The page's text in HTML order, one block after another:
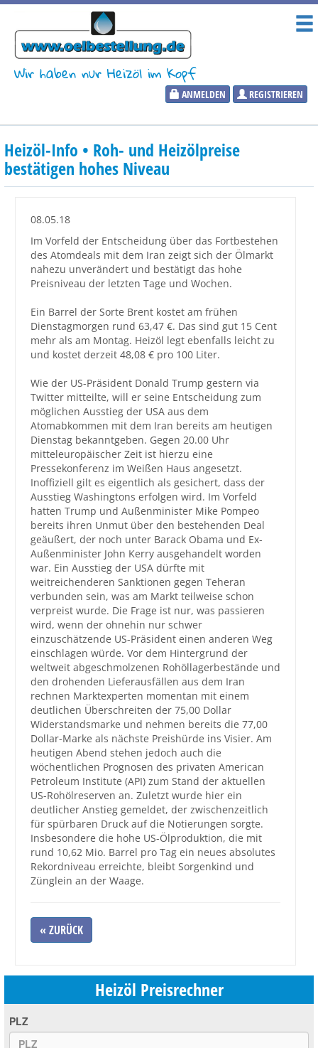
Wir haben nur Heizöl im Kopf
ANMELDEN REGISTRIEREN
Heizölpreise
Aktueller Heizölpreis
Marktinformationen
Großbestellungen
Produkte
Service
Händler
Hilfe und Kontakt
Shop
Heizöl-Info • Roh- und Heizölpreise
bestätigen hohes Niveau
08.05.18
Im Vorfeld der Entscheidung über das Fortbestehen
des Atomdeals mit dem Iran zeigt sich der Ölmarkt
nahezu unverändert und bestätigt das hohe
Preisniveau der letzten Tage und Wochen.
Ein Barrel der Sorte Brent kostet am frühen
Dienstagmorgen rund 63,47 €. Das sind gut 15 Cent
mehr als am Montag. Heizöl legt ebenfalls leicht zu
und kostet derzeit 48,08 € pro 100 Liter.
Wie der US-Präsident Donald Trump gestern via
Twitter mitteilte, will er seine Entscheidung zum
möglichen Ausstieg der USA aus dem
Atomabkommen mit dem Iran bereits am heutigen
Dienstag bekanntgeben. Gegen 20.00 Uhr
mitteleuropäischer Zeit ist hierzu eine
Pressekonferenz im Weißen Haus angesetzt.
Inoffiziell gilt es eigentlich als gesichert, dass der
Ausstieg Washingtons erfolgen wird. Im Vorfeld
hatten Trump und Außenminister Mike Pompeo
bereits ihren Unmut über den bestehenden Deal
geäußert, der noch unter Barack Obama und Ex-
Außenminister John Kerry ausgehandelt worden
war. Ein Ausstieg der USA dürfte mit
weitreichenderen Sanktionen gegen Teheran
verbunden sein, was am Markt teilweise schon
verpreist wurde. Die Frage ist nur, was passieren
wird, wenn der ohnehin nur schwer
einzuschätzende US-Präsident einen anderen Weg
einschlagen würde. Vor dem Hintergrund der
weltweit abgeschmolzenen Rohöllagerbestände und
den drohenden Lieferausfällen aus dem Iran
rechnen Marktexperten momentan mit einem
deutlichen Überschreiten der 75,00 Dollar
Widerstandsmarke und nehmen bereits die 77,00
Dollar-Marke als nächste Preishürde ins Visier. Am
heutigen Abend stehen jedoch auch die
wöchentlichen Prognosen des privaten American
Petroleum Institute (API) zum Stand der aktuellen
US-Rohölreserven an. Zuletzt wurde hier ein
deutlicher Anstieg gemeldet, der zwischenzeitlich
für spürbaren Druck auf die Notierungen sorgte.
Insbesondere die hohe US-Ölproduktion, die mit
rund 10,62 Mio. Barrel pro Tag ein neues absolutes
Rekordniveau erreichte, bleibt Sorgenkind und
Zünglein an der Waage.
« ZURÜCK
Heizöl Preisrechner
PLZ